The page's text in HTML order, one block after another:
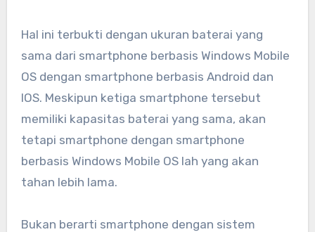
Hal ini terbukti dengan ukuran baterai yang
sama dari smartphone berbasis Windows Mobile
OS dengan smartphone berbasis Android dan
IOS. Meskipun ketiga smartphone tersebut
memiliki kapasitas baterai yang sama, akan
tetapi smartphone dengan smartphone
berbasis Windows Mobile OS lah yang akan
tahan lebih lama.
Bukan berarti smartphone dengan sistem